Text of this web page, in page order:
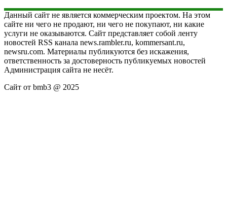
Данный сайт не является коммерческим проектом. На этом
сайте ни чего не продают, ни чего не покупают, ни какие
услуги не оказываются. Сайт представляет собой ленту
новостей RSS канала news.rambler.ru, kommersant.ru,
newsru.com. Материалы публикуются без искажения,
ответственность за достоверность публикуемых новостей
Администрация сайта не несёт.
Сайт от bmb3 @ 2025